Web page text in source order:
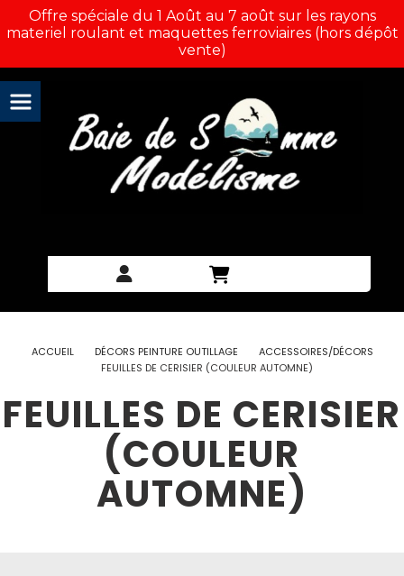
Offre spéciale du 1 Août au 7 août sur les rayons
materiel roulant et maquettes ferroviaires (hors dépôt
vente)
ACCUEIL DÉCORS PEINTURE OUTILLAGE
ACCESSOIRES/DÉCORS
FEUILLES DE CERISIER (COULEUR AUTOMNE)
FEUILLES DE CERISIER
(COULEUR
AUTOMNE)
Panneau de gestion des cookies